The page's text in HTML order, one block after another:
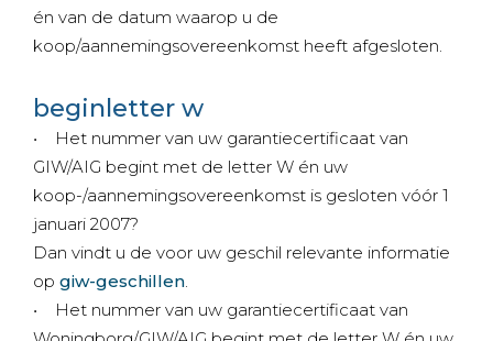
én van de datum waarop u de
koop/aannemingsovereenkomst heeft afgesloten.
beginletter w
• Het nummer van uw garantiecertificaat van
GIW/AIG begint met de letter W én uw
koop-/aannemingsovereenkomst is gesloten vóór 1
januari 2007?
Dan vindt u de voor uw geschil relevante informatie
op giw-geschillen.
• Het nummer van uw garantiecertificaat van